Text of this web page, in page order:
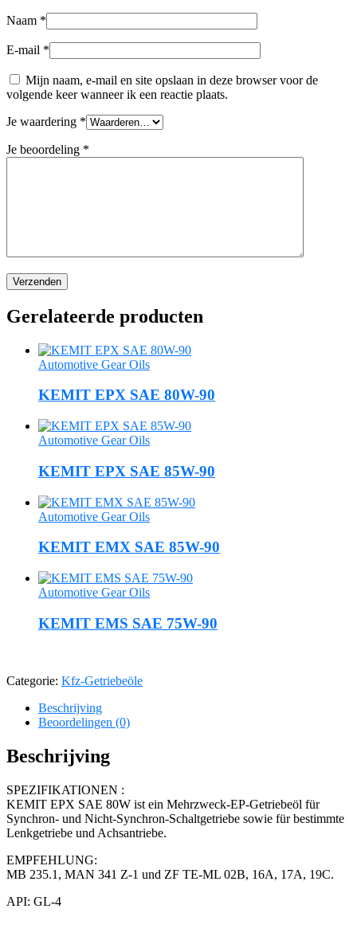
Naam *
E-mail *
Mijn naam, e-mail en site opslaan in deze browser voor de
volgende keer wanneer ik een reactie plaats.
Je waardering *
Je beoordeling *
Gerelateerde producten
Automotive Gear Oils
KEMIT EPX SAE 80W-90
Automotive Gear Oils
KEMIT EPX SAE 85W-90
Automotive Gear Oils
KEMIT EMX SAE 85W-90
Automotive Gear Oils
KEMIT EMS SAE 75W-90
Categorie: Kfz-Getriebeöle
Beschrijving
Beoordelingen (0)
Beschrijving
SPEZIFIKATIONEN :
KEMIT EPX SAE 80W ist ein Mehrzweck-EP-Getriebeöl für
Synchron- und Nicht-Synchron-Schaltgetriebe sowie für bestimmte
Lenkgetriebe und Achsantriebe.
EMPFEHLUNG:
MB 235.1, MAN 341 Z-1 und ZF TE-ML 02B, 16A, 17A, 19C.
API: GL-4